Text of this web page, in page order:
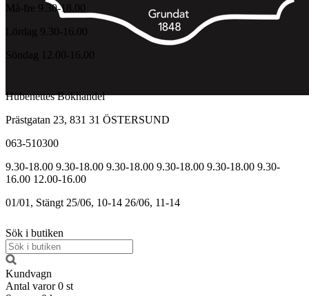
Må-fre 9.30-18.00
Lördag 9.30-16.00
Söndag 12.00-16.00
Hübenettes Bokhandel
Prästgatan 23, 831 31 ÖSTERSUND
063-510300
9.30-18.00 9.30-18.00 9.30-18.00 9.30-18.00 9.30-18.00 9.30-
16.00 12.00-16.00
01/01, Stängt 25/06, 10-14 26/06, 11-14
Sök i butiken
Kundvagn
Antal varor 0 st